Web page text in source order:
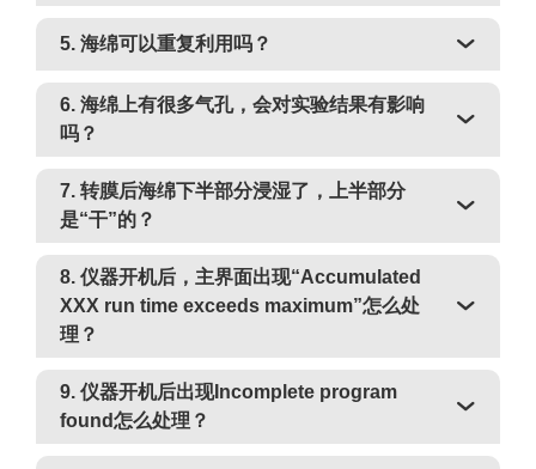
5. 海绵可以重复利用吗？
6. 海绵上有很多气孔，会对实验结果有影响
吗？
7. 转膜后海绵下半部分浸湿了，上半部分
是“干”的？
8. 仪器开机后，主界面出现“Accumulated
XXX run time exceeds maximum”怎么处
理？
9. 仪器开机后出现Incomplete program
found怎么处理？